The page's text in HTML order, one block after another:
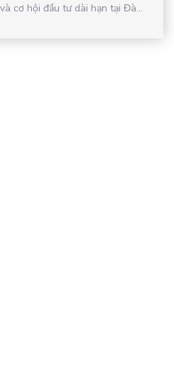
cơ hội đầu tư dài hạn tại Đà...